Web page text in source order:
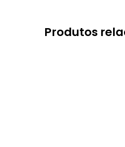
Produtos